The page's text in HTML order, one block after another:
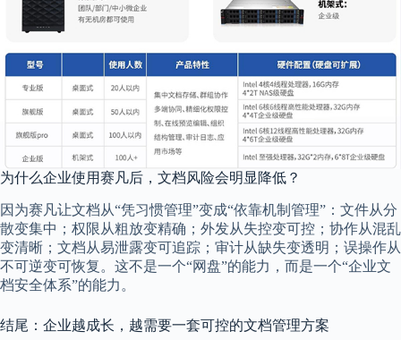
为什么企业使用赛凡后，文档风险会明显降低？
因为赛凡让文档从“凭习惯管理”变成“依靠机制管理”：文件从分
散变集中；权限从粗放变精确；外发从失控变可控；协作从混乱
变清晰；文档从易泄露变可追踪；审计从缺失变透明；误操作从
不可逆变可恢复。这不是一个“网盘”的能力，而是一个“企业文
档安全体系”的能力。
结尾：企业越成长，越需要一套可控的文档管理方案